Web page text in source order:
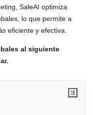
SaleAI optimiza
lo que permite a
eficiente y efectiva.
al siguiente